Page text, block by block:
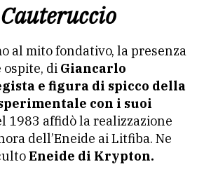
al mito fondativo, la presenza
ospite, di Giancarlo
e figura di spicco della
con i suoi
1983 affidò la realizzazione
dell’Eneide ai Litfiba. Ne
Eneide di Krypton.